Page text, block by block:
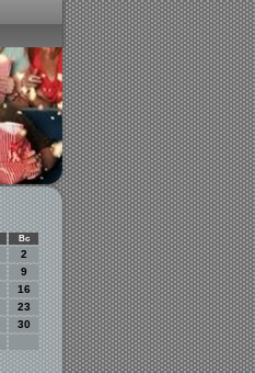
Вс
2
9
16
23
30